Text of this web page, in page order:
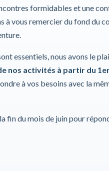
formidables et une
à vous remercier du fond du
essentiels, nous avons le
nos activités à partir du
à vos besoins avec la
fin du mois de juin pour
Pour plus